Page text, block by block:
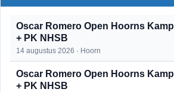
Oscar Romero Open Hoorns
+ PK NHSB
14 augustus 2026 · Hoorn
Oscar Romero Open Hoorns
+ PK NHSB